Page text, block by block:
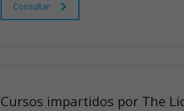
Consultar
Cursos impartidos por The